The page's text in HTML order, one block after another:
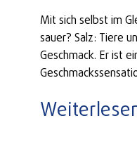
Mit sich selbst im
sauer? Salz: Tiere
Geschmack. Er ist